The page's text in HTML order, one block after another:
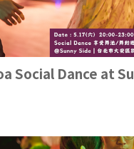
Social Dance at